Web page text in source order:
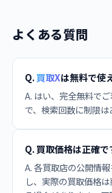
よくある質問
Q.買取Xは無料で使
A. はい、完全無料で
で、検索回数に制限は
Q. 買取価格は正確で
A. 各買取店の公開情
し、実際の買取価格